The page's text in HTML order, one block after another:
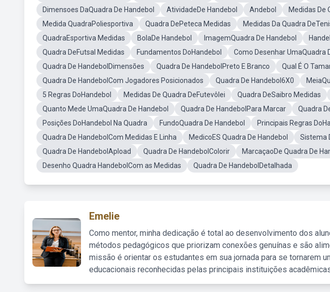
Dimensoes DaQuadra De Handebol
AtividadeDe Handebol Andebol
Medidas De
Medida QuadraPoliesportiva
Quadra DePeteca Medidas Medidas Da Quadra
QuadraEsportiva Medidas
BolaDe Handebol ImagemQuadra De Handebol
Quadra DeFutsal Medidas
Fundamentos DoHandebol
Como Desenhar UmaQuadra
Quadra De HandebolDimensões
Quadra De HandebolPreto E Branco
Qual É O
Quadra De HandebolCom Jogadores Posicionados
Quadra De Handebol6X0
5 Regras DoHandebol
Medidas De Quadra DeFutevôlei Quadra DeSaibro Medidas
Quanto Mede UmaQuadra De Handebol
Quadra De HandebolPara Marcar
Quadra
Posições DoHandebol Na Quadra
FundoQuadra De Handebol
Principais Regras
Quadra De HandebolCom Medidas E Linha
MedicoES Quadra De Handebol
Sistema
Quadra De HandebolApload
Quadra De HandebolColorir
MarcaçaoDe Quadra De
Desenho Quadra HandebolCom as Medidas
Quadra De HandebolDetalhada
Emelie
Como mentor, minha dedicação é total ao desenvolvimento dos
métodos pedagógicos que priorizam conexões genuínas e são
missão é orientar os estudantes em sua jornada para se tornarem
educacionais reconhecidas pelas principais instituições